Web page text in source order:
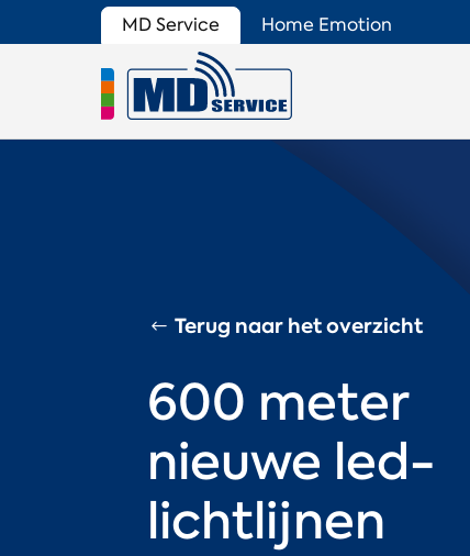
MD Service Home Emotion
Terug naar het overzicht
600 meter
nieuwe led-
lichtlijnen